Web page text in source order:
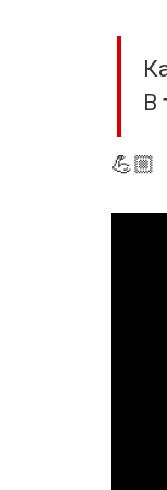
В
💪🏼